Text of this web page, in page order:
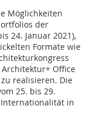
Möglichkeiten
der
24. Januar 2021),
Formate wie
Office
realisieren. Die
25. bis 29.
in